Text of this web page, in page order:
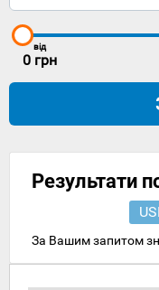
від
0 грн
Результати
За Вашим запитом